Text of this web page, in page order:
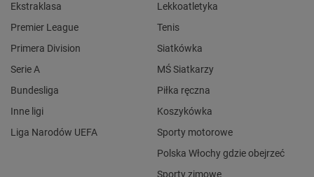
Ekstraklasa
Premier League
Primera Division
Serie A
Bundesliga
Inne ligi
Liga Narodów UEFA
Lekkoatletyka
Tenis
Siatkówka
MŚ Siatkarzy
Piłka ręczna
Koszykówka
Sporty motorowe
Polska Włochy gdzie obejrzeć
Sporty zimowe